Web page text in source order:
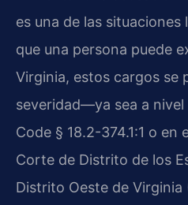
es una de las situaciones
que una persona puede
Virginia, estos cargos se
severidad—ya sea a nivel
Code § 18.2-374.1:1 o en
Corte de Distrito de los
Distrito Oeste de